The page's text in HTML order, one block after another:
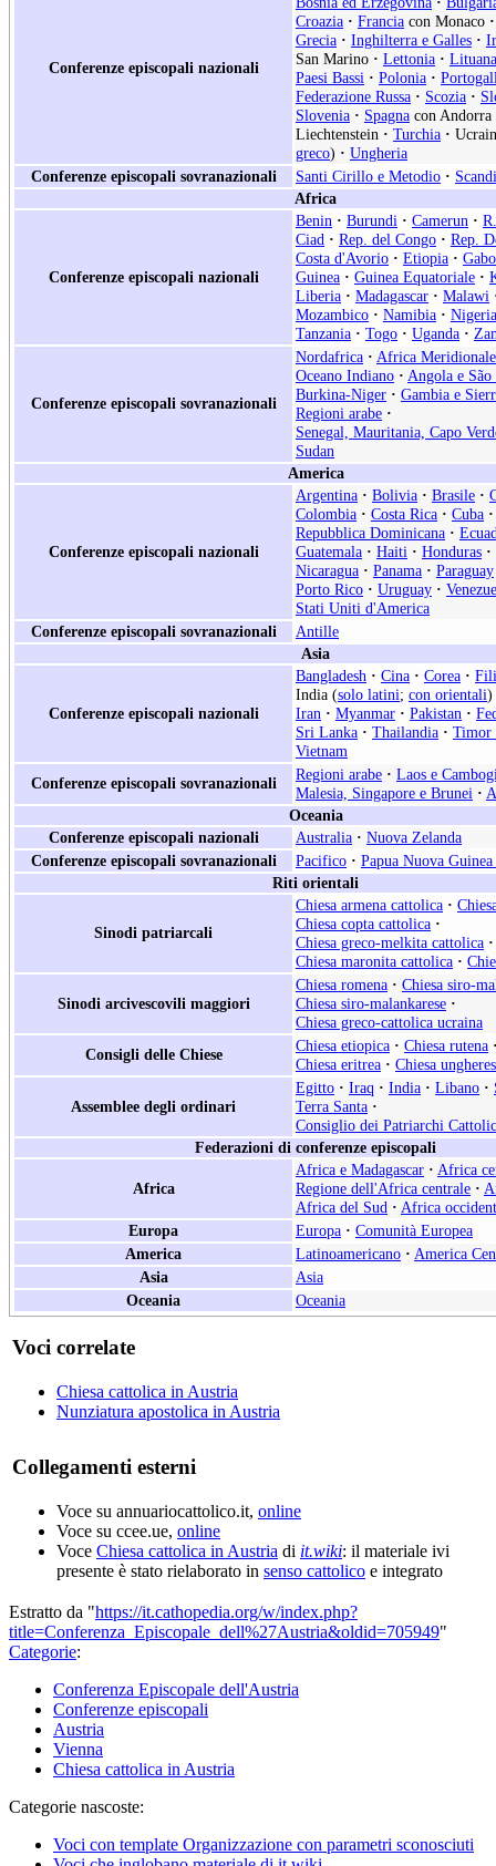
Conferenze episcopali nazionali
Croazia · Francia con Monaco ·
Grecia · Inghilterra e Galles ·
San Marino · Lettonia · Lituana
Paesi Bassi · Polonia ·
Federazione Russa · Scozia ·
Slovenia · Spagna con Andorra
Liechtenstein · Turchia ·
greco) · Ungheria
Conferenze episcopali sovranazionali
Santi Cirillo e Metodio ·
Africa
Conferenze episcopali nazionali
Benin · Burundi · Camerun ·
Ciad · Rep. del Congo · Rep.
Costa d'Avorio · Etiopia ·
Guinea · Guinea Equatoriale ·
Liberia · Madagascar · Malawi
Mozambico · Namibia · Nigeria
Tanzania · Togo · Uganda ·
Conferenze episcopali sovranazionali
Nordafrica · Africa Meridionale
Oceano Indiano · Angola e São
Burkina-Niger · Gambia e
Regioni arabe ·
Senegal, Mauritania, Capo
Sudan
America
Conferenze episcopali nazionali
Argentina · Bolivia · Brasile ·
Colombia · Costa Rica · Cuba ·
Repubblica Dominicana ·
Guatemala · Haiti · Honduras ·
Nicaragua · Panama · Paraguay
Porto Rico · Uruguay ·
Stati Uniti d'America
Conferenze episcopali sovranazionali
Antille
Asia
Conferenze episcopali nazionali
Bangladesh · Cina · Corea ·
India (solo latini; con orientali)
Iran · Myanmar · Pakistan ·
Sri Lanka · Thailandia · Timor
Vietnam
Conferenze episcopali sovranazionali
Regioni arabe · Laos e
Malesia, Singapore e Brunei ·
Oceania
Conferenze episcopali nazionali
Australia · Nuova Zelanda
Conferenze episcopali sovranazionali
Pacifico · Papua Nuova
Riti orientali
Sinodi patriarcali
Chiesa armena cattolica ·
Chiesa copta cattolica ·
Chiesa greco-melkita cattolica ·
Chiesa maronita cattolica ·
Sinodi arcivescovili maggiori
Chiesa romena · Chiesa siro-
Chiesa siro-malankarese ·
Chiesa greco-cattolica ucraina
Consigli delle Chiese
Chiesa etiopica · Chiesa rutena
Chiesa eritrea · Chiesa
Assemblee degli ordinari
Egitto · Iraq · India · Libano ·
Terra Santa ·
Consiglio dei Patriarchi
Federazioni di conferenze episcopali
Africa
Africa e Madagascar · Africa
Regione dell'Africa centrale ·
Africa del Sud · Africa
Europa
Europa · Comunità Europea
America
Latinoamericano · America
Asia
Asia
Oceania
Oceania
Voci correlate
Chiesa cattolica in Austria
Nunziatura apostolica in Austria
Collegamenti esterni
Voce su annuariocattolico.it, online
Voce su ccee.ue, online
Voce Chiesa cattolica in Austria di it.wiki: il materiale ivi
presente è stato rielaborato in senso cattolico e integrato
Estratto da "https://it.cathopedia.org/w/index.php?
title=Conferenza_Episcopale_dell%27Austria&oldid=705949"
Categorie:
Conferenza Episcopale dell'Austria
Conferenze episcopali
Austria
Vienna
Chiesa cattolica in Austria
Categorie nascoste:
Voci con template Organizzazione con parametri sconosciuti